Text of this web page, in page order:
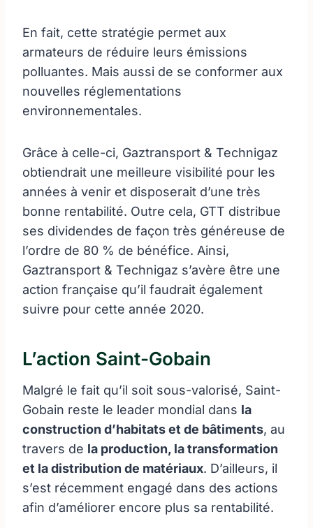
En fait, cette stratégie permet aux
armateurs de réduire leurs émissions
polluantes. Mais aussi de se conformer aux
nouvelles réglementations
environnementales.
Grâce à celle-ci, Gaztransport & Technigaz
obtiendrait une meilleure visibilité pour les
années à venir et disposerait d’une très
bonne rentabilité. Outre cela, GTT distribue
ses dividendes de façon très généreuse de
l’ordre de 80 % de bénéfice. Ainsi,
Gaztransport & Technigaz s’avère être une
action française qu’il faudrait également
suivre pour cette année 2020.
L’action Saint-Gobain
Malgré le fait qu’il soit sous-valorisé, Saint-
Gobain reste le leader mondial dans la
construction d’habitats et de bâtiments, au
travers de la production, la transformation
et la distribution de matériaux. D’ailleurs, il
s’est récemment engagé dans des actions
afin d’améliorer encore plus sa rentabilité.